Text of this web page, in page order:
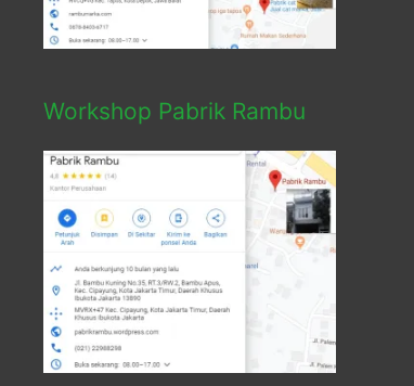
Workshop Pabrik Rambu